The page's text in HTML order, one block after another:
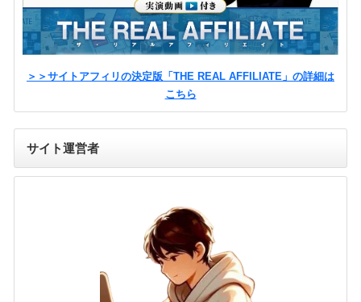
＞＞サイトアフィリの決定版「THE REAL AFFILIATE」の詳細は
こちら
サイト運営者